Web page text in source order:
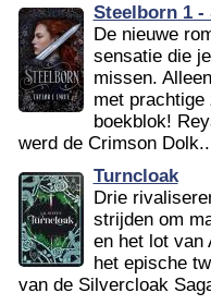
Steelborn 1 -
De nieuwe
sensatie die
missen.
met prachtige
boekblok!
werd de Crimson
Turncloak
Drie
strijden om
en het lot van
het epische
van de Silvercloak